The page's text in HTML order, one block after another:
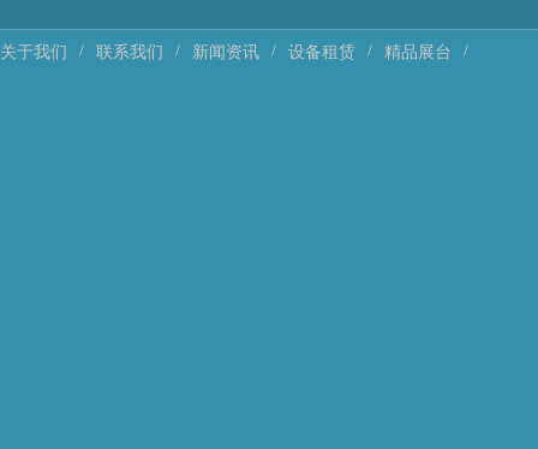
关于我们 / 联系我们 / 新闻资讯 / 设备租赁 / 精品展台 /